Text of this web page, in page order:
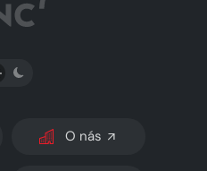
PŘEPNOUT SVĚTLÝ/TMAVÝ REŽIM
O nás